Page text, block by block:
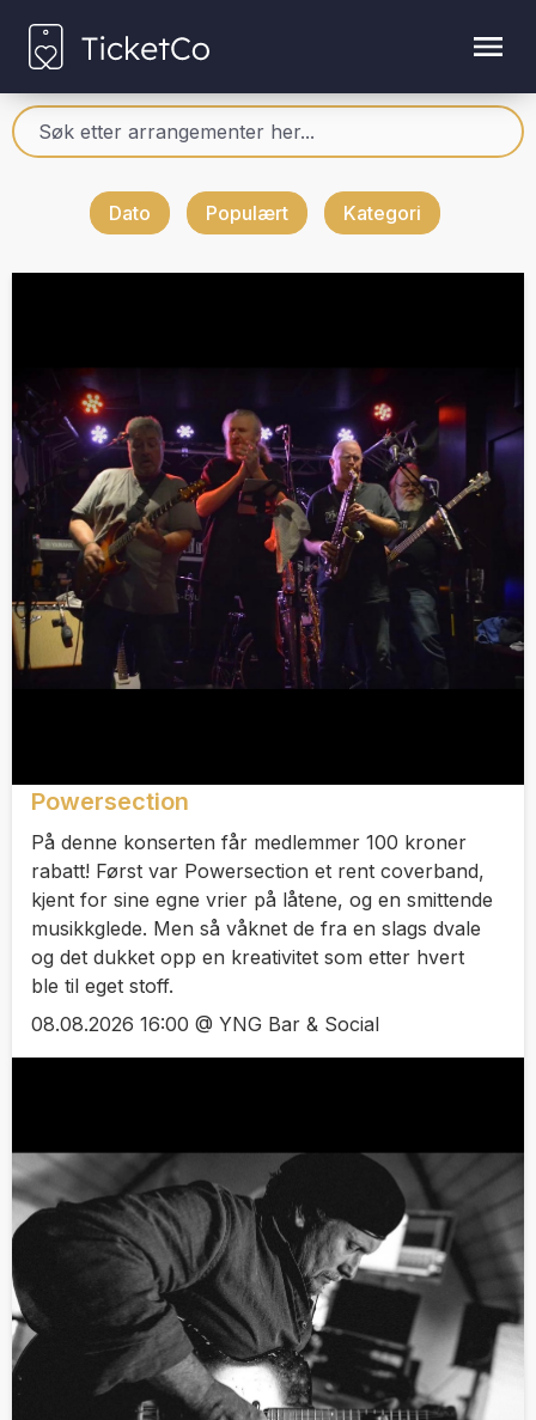
Dato Populært Kategori
Powersection
På denne konserten får medlemmer 100 kroner
rabatt! Først var Powersection et rent coverband,
kjent for sine egne vrier på låtene, og en smittende
musikkglede. Men så våknet de fra en slags dvale
og det dukket opp en kreativitet som etter hvert
ble til eget stoff.
08.08.2026 16:00 @ YNG Bar & Social